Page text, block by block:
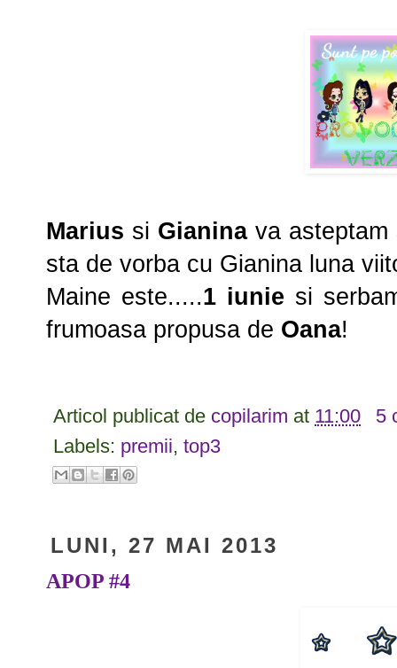
Marius si Gianinava asteptam
sta de vorba cu Gianina luna
Maine este.....1 iunie si
frumoasa propusa de Oana!
Articol publicat de copilarim at 11:00
5
Labels: premii, top3
LUNI, 27 MAI 2013
APOP #4